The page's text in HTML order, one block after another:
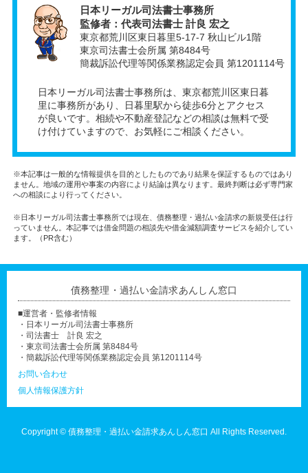
日本リーガル司法書士事務所
監修者：代表司法書士 計良 宏之
東京都荒川区東日暮里5-17-7 秋山ビル1階
東京司法書士会所属 第8484号
簡裁訴訟代理等関係業務認定会員 第1201114号
日本リーガル司法書士事務所は、東京都荒川区東日暮
里に事務所があり、日暮里駅から徒歩6分とアクセス
が良いです。相続や不動産登記などの相談は無料で受
け付けていますので、お気軽にご相談ください。
※本記事は一般的な情報提供を目的としたものであり結果を保証するものではあり
ません。地域の運用や事案の内容により結論は異なります。最終判断は必ず専門家
への相談により行ってください。
※日本リーガル司法書士事務所では現在、債務整理・過払い金請求の新規受任は行
っていません。本記事では借金問題の相談先や借金減額調査サービスを紹介してい
ます。（PR含む）
債務整理・過払い金請求あんしん窓口
■運営者・監修者情報
・日本リーガル司法書士事務所
・司法書士 計良 宏之
・東京司法書士会所属 第8484号
・簡裁訴訟代理等関係業務認定会員 第1201114号
お問い合わせ
個人情報保護方針
Copyright © 債務整理・過払い金請求あんしん窓口 All Rights Reserved.